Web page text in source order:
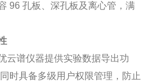
96 孔板、深孔板及离心管，满
云谱仪器提供实验数据导出功
时具备多级用户权限管理，防止